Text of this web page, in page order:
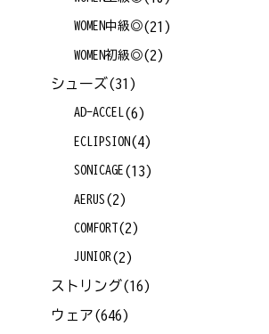
WOMEN中級◎(21)
WOMEN初級◎(2)
シューズ(31)
AD-ACCEL (6)
ECLIPSION (4)
SONICAGE (13)
AERUS (2)
COMFORT (2)
JUNIOR (2)
ストリング(16)
ウェア(646)